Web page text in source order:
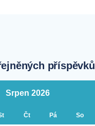
příspěvků
Srpen 2026
Čt Pá So